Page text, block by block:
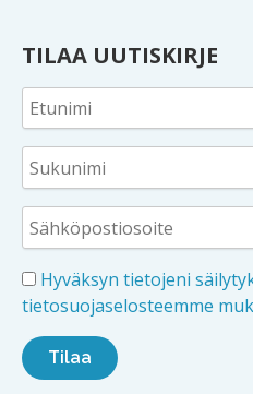
TILAA UUTISKIRJE
Hyväksyn tietojeni
tietosuojaselosteemme